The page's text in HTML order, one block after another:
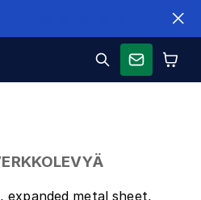
expanded metal sheet,